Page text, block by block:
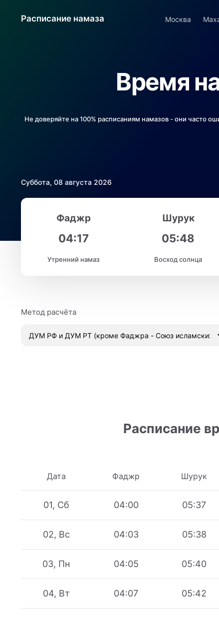
Расписание намаза Москва
Время
Не доверяйте на 100% расписаниям намазов - они часто
Суббота, 08 августа 2026
Фаджр
04:17
Утренний намаз
Шурук
05:48
Восход солнца
Метод расчёта
Расписание
Дата Фаджр Шурук
01, Сб 04:00 05:37
02, Вс 04:03 05:38
03, Пн 04:05 05:40
04, Вт 04:07 05:42